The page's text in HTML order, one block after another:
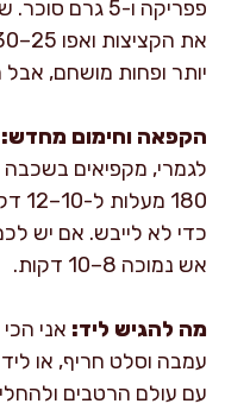
פפריקה ו-5
יותר ופחות מושחם,
הקפאה וחימום מחדש:
לגמרי, מקפיאים
כדי לא לייבש. אם יש
אש נמוכה 8–10 דקות.
מה להגיש ליד: אני
עמבה וסלט חריף, או
עם עולם הרטבים